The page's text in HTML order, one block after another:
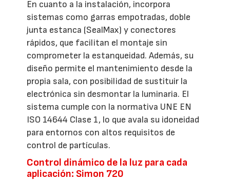
En cuanto a la instalación, incorpora
sistemas como garras empotradas, doble
junta estanca (SealMax) y conectores
rápidos, que facilitan el montaje sin
comprometer la estanqueidad. Además, su
diseño permite el mantenimiento desde la
propia sala, con posibilidad de sustituir la
electrónica sin desmontar la luminaria. El
sistema cumple con la normativa UNE EN
ISO 14644 Clase 1, lo que avala su idoneidad
para entornos con altos requisitos de
control de partículas.
Control dinámico de la luz para cada
aplicación: Simon 720